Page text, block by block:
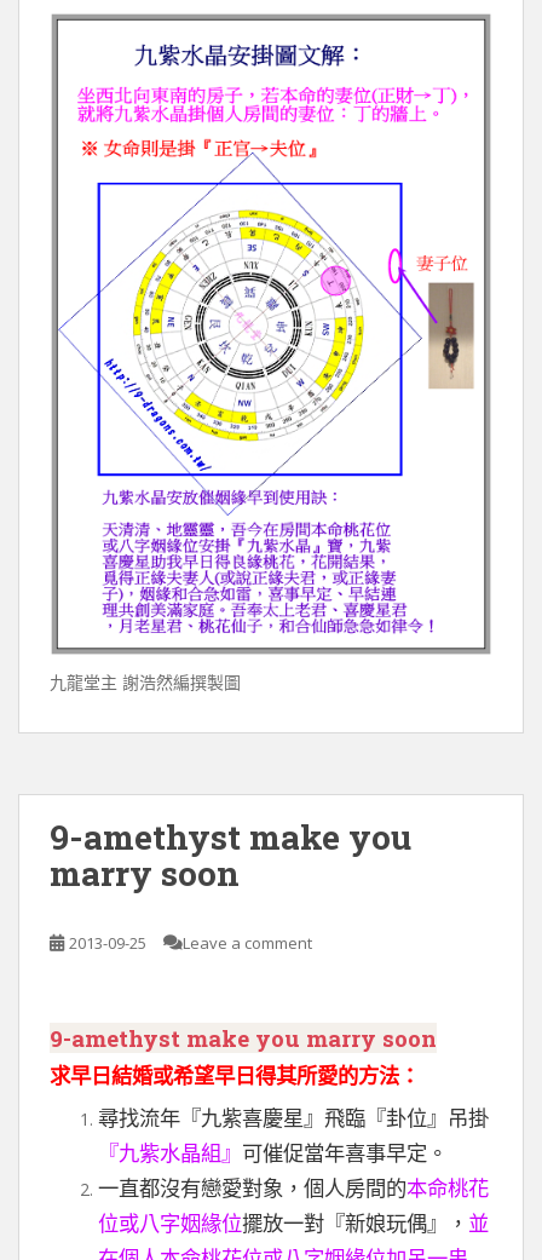
九龍堂主 謝浩然編撰製圖
9-amethyst make you
marry soon
2013-09-25 Leave a comment
9-amethyst make you marry soon
求早日結婚或希望早日得其所愛的方法：
尋找流年『九紫喜慶星』飛臨『卦位』吊掛
『九紫水晶組』 可催促當年喜事早定。
一直都沒有戀愛對象，個人房間的本命桃花
位或八字姻緣位擺放一對『新娘玩偶』， 並